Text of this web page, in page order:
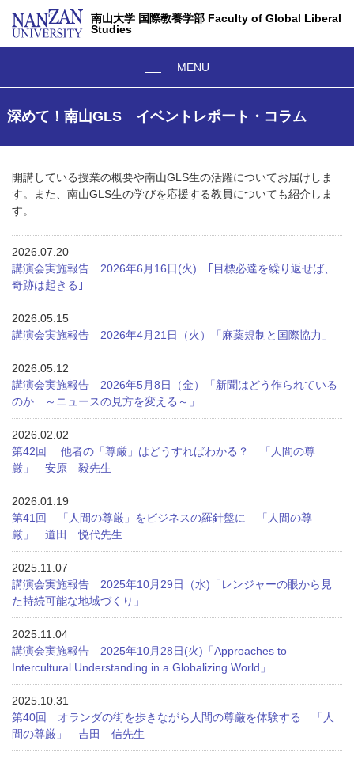
南山大学 国際教養学部 Faculty of Global Liberal
Studies
深めて！南山GLS イベントレポート・コラム
開講している授業の概要や南山GLS生の活躍についてお届けしま
す。また、南山GLS生の学びを応援する教員についても紹介しま
す。
2026.07.20
講演会実施報告 2026年6月16日(火) ｢目標必達を繰り返せば、
奇跡は起きる｣
2026.05.15
講演会実施報告 2026年4月21日（火）「麻薬規制と国際協力」
2026.05.12
講演会実施報告 2026年5月8日（金）「新聞はどう作られている
のか ～ニュースの見方を変える～」
2026.02.02
第42回 他者の「尊厳」はどうすればわかる？ 「人間の尊
厳」 安原 毅先生
2026.01.19
第41回 「人間の尊厳」をビジネスの羅針盤に 「人間の尊
厳」 道田 悦代先生
2025.11.07
講演会実施報告 2025年10月29日（水)「レンジャーの眼から見
た持続可能な地域づくり」
2025.11.04
講演会実施報告 2025年10月28日(火)「Approaches to
Intercultural Understanding in a Globalizing World」
2025.10.31
第40回 オランダの街を歩きながら人間の尊厳を体験する 「人
間の尊厳」 吉田 信先生